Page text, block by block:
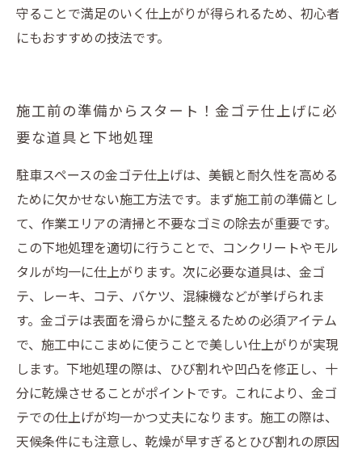
スの美しさを長く保つ秘訣
金ゴテ仕上げ駐車スペースのメンテナンス完全
守ることで満足のいく仕上がりが得られるため、初心者
にもおすすめの技法です。
施工前の準備からスタート！金ゴテ仕上げに必
要な道具と下地処理
駐車スペースの金ゴテ仕上げは、美観と耐久性を高める
ために欠かせない施工方法です。まず施工前の準備とし
て、作業エリアの清掃と不要なゴミの除去が重要です。
この下地処理を適切に行うことで、コンクリートやモル
タルが均一に仕上がります。次に必要な道具は、金ゴ
テ、レーキ、コテ、バケツ、混練機などが挙げられま
す。金ゴテは表面を滑らかに整えるための必須アイテム
で、施工中にこまめに使うことで美しい仕上がりが実現
します。下地処理の際は、ひび割れや凹凸を修正し、十
分に乾燥させることがポイントです。これにより、金ゴ
テでの仕上げが均一かつ丈夫になります。施工の際は、
天候条件にも注意し、乾燥が早すぎるとひび割れの原因